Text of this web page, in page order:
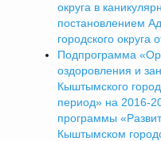
округа в
постановлением
городского
Подпрограмма
оздоровления и
Кыштымского
период» на 2016-
программы
Кыштымском